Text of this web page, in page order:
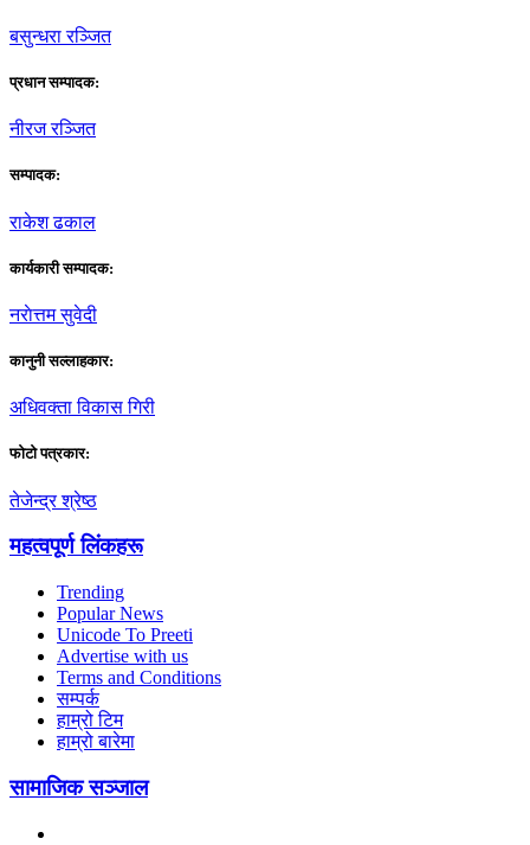
बसुन्धरा रञ्जित
प्रधान सम्पादक:
नीरज रञ्जित
सम्पादक:
राकेश ढकाल
कार्यकारी सम्पादक:
नराेत्तम सुवेदी
कानुनी सल्लाहकार:
अधिवक्ता विकास गिरी
फाेटाे पत्रकार:
तेजेन्द्र श्रेष्ठ
महत्वपूर्ण लिंकहरू
Trending
Popular News
Unicode To Preeti
Advertise with us
Terms and Conditions
सम्पर्क
हाम्रो टिम
हाम्रो बारेमा
सामाजिक सञ्जाल